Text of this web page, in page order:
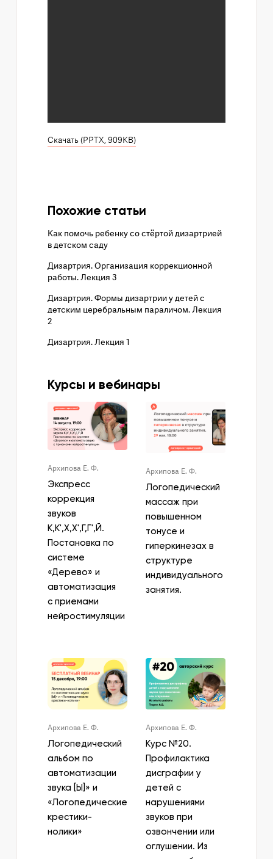
Скачать (PPTX, 909KB)
Похожие статьи
Как помочь ребенку со стёртой дизартрией
в детском саду
Дизартрия. Организация коррекционной
работы. Лекция 3
Дизартрия. Формы дизартрии у детей с
детским церебральным параличом. Лекция
2
Дизартрия. Лекция 1
Курсы и вебинары
Архипова Е. Ф.
Экспресс
коррекция
звуков
К,К',Х,Х',Г,Г',Й.
Постановка по
системе
«Дерево» и
автоматизация
с приемами
нейростимуляции
Архипова Е. Ф.
Логопедический
массаж при
повышенном
тонусе и
гиперкинезах в
структуре
индивидуального
занятия.
Архипова Е. Ф.
Логопедический
альбом по
автоматизации
звука [Ы]» и
«Логопедические
крестики-
нолики»
Архипова Е. Ф.
Курс №20.
Профилактика
дисграфии у
детей с
нарушениями
звуков при
озвончении или
оглушении. Из